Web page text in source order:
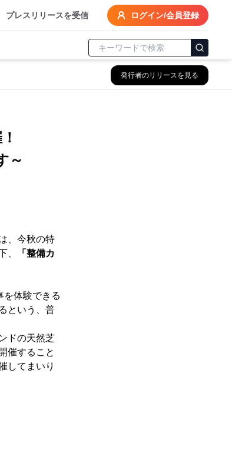
プレスリリースを受信 ログイン/会員登録
発行者のリリースを見る
～
、今秋の特
、
「整備カ
を体験できる
という、普
ドの天然芝
催すること
してまいり